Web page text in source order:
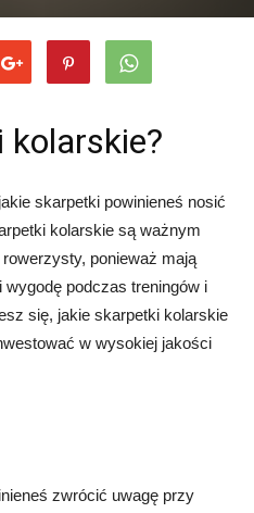
skarpetki powinieneś nosić
kolarskie są ważnym
ponieważ mają
wygodę podczas treningów i
się, jakie skarpetki kolarskie
w wysokiej jakości
zwrócić uwagę przy